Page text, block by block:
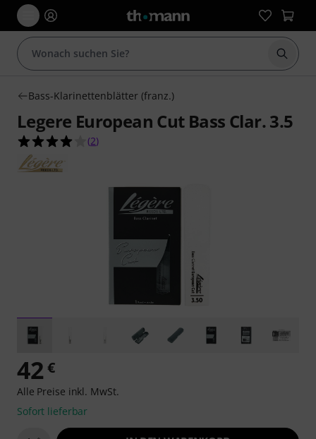
Suche
Bass-Klarinettenblätter (franz.)
Legere European Cut Bass Clar. 3.5
4.0 von 5 Sternen aus 2 Kundenbewertungen
(2)
42 €
Alle Preise inkl. MwSt.
Sofort lieferbar